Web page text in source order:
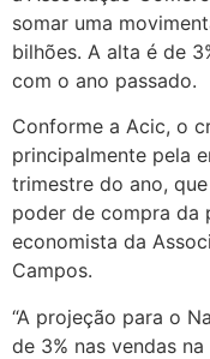
somar uma
bilhões. A alta é de
com o ano passado.
Conforme a Acic, o
principalmente pela
trimestre do ano,
poder de compra da
economista da
Campos.
“A projeção para o
de 3% nas vendas